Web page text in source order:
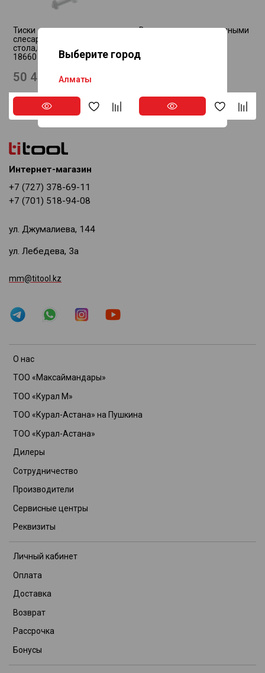
Выберите город
Алматы
Астана
Тиски
слесарные,63мм,креп.для
стола,винт.зажим RUSSIA
18660
50 440 ₸
Верстак-тренога с цепными
О нас
ТОО «Максаймандары»
ТОО «Курал М»
ТОО «Курал-Астана» на Пушкина
ТОО «Курал-Астана»
Дилеры
Сотрудничество
Производители
Сервисные центры
Реквизиты
Личный кабинет
Оплата
Доставка
Возврат
Рассрочка
Бонусы
Интернет-магазин
+7 (727) 378-69-11
+7 (701) 518-94-08
ул. Джумалиева, 144
ул. Лебедева, 3а
mm@titool.kz